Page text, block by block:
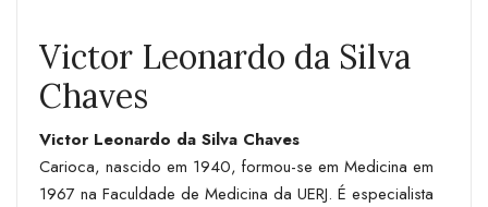
Victor Leonardo da Silva
Chaves
Victor Leonardo da Silva Chaves
Carioca, nascido em 1940, formou-se em Medicina em
1967 na Faculdade de Medicina da UERJ. É especialista